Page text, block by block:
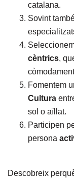
catalana.
Sovint
cèntrics,
Fomentem
Cultura
sol o aïllat.
Participen
persona
Descobreix